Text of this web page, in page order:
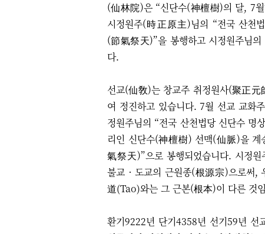
(仙林院)은 “신단수(神檀樹)의 달, 7
시정원주(時正原主)님의 “​전국 산천
(節氣祭天)”을 봉행하고 시정원주님
다.​
선교(仙敎)는 창교주 취정원사(聚正
여 정진하고 있습니다. 7월 선교 교화
정원주님의 “​전국 산천법당 신단수 명
리인 신단수(神檀樹) 선맥(仙脈)을 계
氣祭天)”으로 봉행되었습니다. 시정원
불교 · 도교의 근원종(根源宗)으로써,
道(Tao)와는 그 근본(根本)이 다른 것
환기9222년 단기4358년 선기59년 선